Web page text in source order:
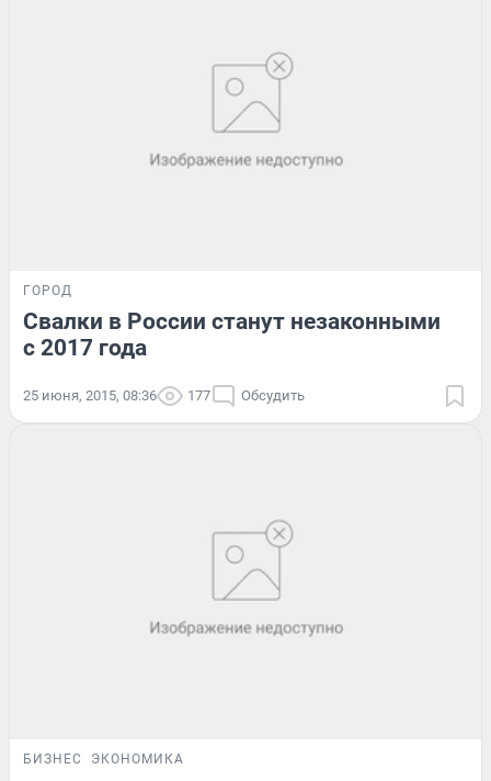
ГОРОД
Свалки в России станут незаконными
с 2017 года
25 июня, 2015, 08:36 177 Обсудить
БИЗНЕС ЭКОНОМИКА